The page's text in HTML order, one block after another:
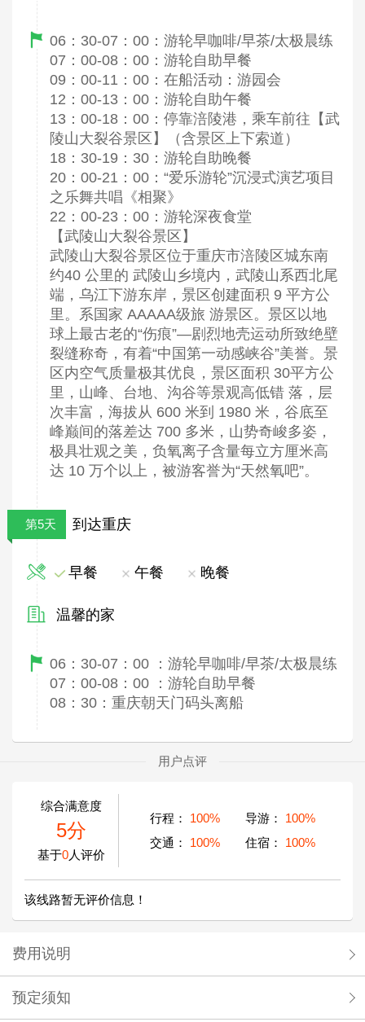
06：30-07：00：游轮早咖啡/早茶/太极晨练
07：00-08：00：游轮自助早餐
09：00-11：00：在船活动：游园会
12：00-13：00：游轮自助午餐
13：00-18：00：停靠涪陵港，乘车前往【武
陵山大裂谷景区】（含景区上下索道）
18：30-19：30：游轮自助晚餐
20：00-21：00：“爱乐游轮”沉浸式演艺项目
之乐舞共唱《相聚》
22：00-23：00：游轮深夜食堂
【武陵山大裂谷景区】
武陵山大裂谷景区位于重庆市涪陵区城东南
约40 公里的 武陵山乡境内，武陵山系西北尾
端，乌江下游东岸，景区创建面积 9 平方公
里。系国家 AAAAA级旅 游景区。景区以地
球上最古老的“伤痕”—剧烈地壳运动所致绝壁
裂缝称奇，有着“中国第一动感峡谷”美誉。景
区内空气质量极其优良，景区面积 30平方公
里，山峰、台地、沟谷等景观高低错 落，层
次丰富，海拔从 600 米到 1980 米，谷底至
峰巅间的落差达 700 多米，山势奇峻多姿，
极具壮观之美，负氧离子含量每立方厘米高
达 10 万个以上，被游客誉为“天然氧吧”。
第5天 到达重庆
早餐 午餐 晚餐
温馨的家
06：30-07：00 ：游轮早咖啡/早茶/太极晨练
07：00-08：00 ：游轮自助早餐
08：30：重庆朝天门码头离船
用户点评
综合满意度
5分
基于0人评价
行程： 100% 导游：
100%
交通：
100% 住宿： 100%
该线路暂无评价信息！
费用说明
预定须知